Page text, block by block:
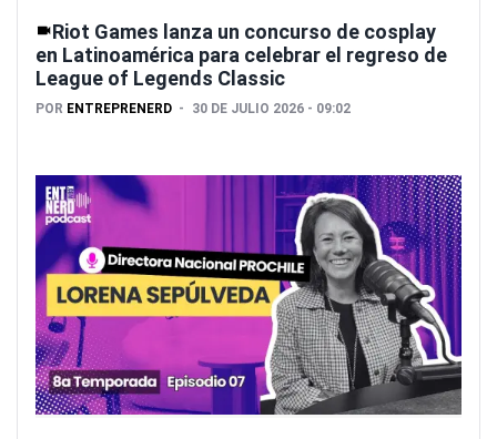
Riot Games lanza un concurso de cosplay
en Latinoamérica para celebrar el regreso de
League of Legends Classic
POR ENTREPRENERD 30 DE JULIO 2026 - 09:02